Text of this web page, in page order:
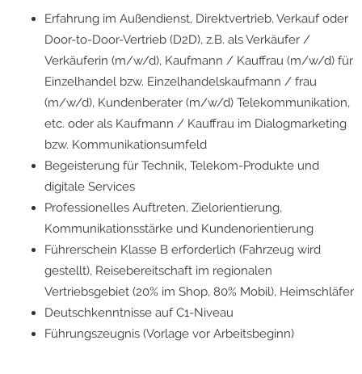
Erfahrung im Außendienst, Direktvertrieb, Verkauf oder
Door-to-Door-Vertrieb (D2D), z.B. als Verkäufer /
Verkäuferin (m/w/d), Kaufmann / Kauffrau (m/w/d) für
Einzelhandel bzw. Einzelhandelskaufmann / frau
(m/w/d), Kundenberater (m/w/d) Telekommunikation,
etc. oder als Kaufmann / Kauffrau im Dialogmarketing
bzw. Kommunikationsumfeld
Begeisterung für Technik, Telekom-Produkte und
digitale Services
Professionelles Auftreten, Zielorientierung,
Kommunikationsstärke und Kundenorientierung
Führerschein Klasse B erforderlich (Fahrzeug wird
gestellt), Reisebereitschaft im regionalen
Vertriebsgebiet (20% im Shop, 80% Mobil), Heimschläfer
Deutschkenntnisse auf C1-Niveau
Führungszeugnis (Vorlage vor Arbeitsbeginn)